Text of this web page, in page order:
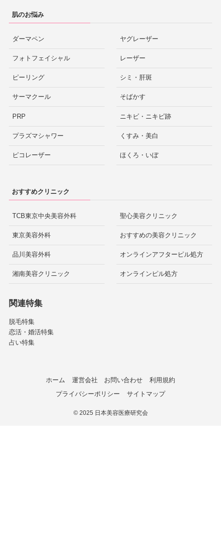
肌のお悩み
ダーマペン
フォトフェイシャル
ピーリング
サーマクール
PRP
プラズマシャワー
ピコレーザー
ヤグレーザー
レーザー
シミ・肝斑
そばかす
ニキビ・ニキビ跡
くすみ・美白
ほくろ・いぼ
おすすめクリニック
TCB東京中央美容外科
東京美容外科
品川美容外科
湘南美容クリニック
聖心美容クリニック
おすすめの美容クリニック
オンラインアフターピル処方
オンラインピル処方
関連特集
脱毛特集
恋活・婚活特集
占い特集
ホーム 運営会社 お問い合わせ
利用規約
プライバシーポリシー
サイトマップ
©2025 日本美容医療研究会